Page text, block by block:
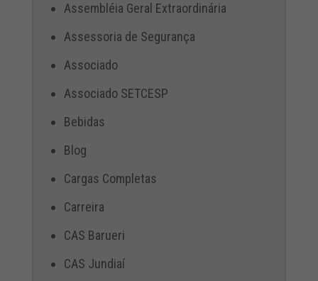
Assembléia Geral Extraordinária
Assessoria de Segurança
Associado
Associado SETCESP
Bebidas
Blog
Cargas Completas
Carreira
CAS Barueri
CAS Jundiaí